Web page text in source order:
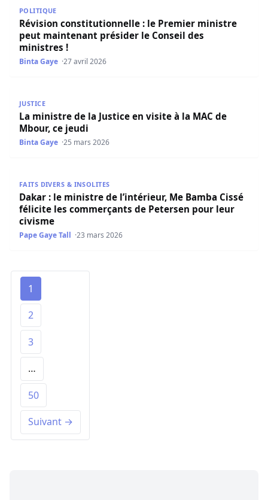
POLITIQUE
Révision constitutionnelle : le Premier ministre
peut maintenant présider le Conseil des
ministres !
Binta Gaye 27 avril 2026
JUSTICE
La ministre de la Justice en visite à la MAC de
Mbour, ce jeudi
Binta Gaye 25 mars 2026
FAITS DIVERS & INSOLITES
Dakar : le ministre de l’intérieur, Me Bamba Cissé
félicite les commerçants de Petersen pour leur
civisme
Pape Gaye Tall 23 mars 2026
1
2
3
…
50
Suivant →